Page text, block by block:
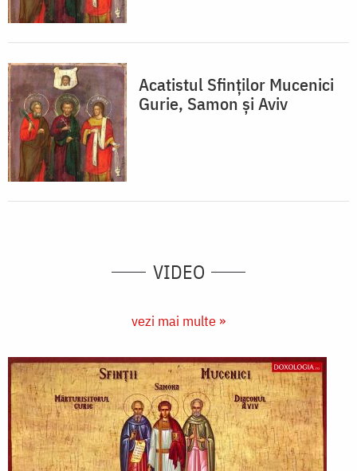
Acatistul Sfinţilor Mucenici
Gurie, Samon şi Aviv
VIDEO
vezi mai multe »